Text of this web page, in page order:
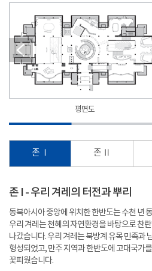
평면도
존 Ⅰ 존 Ⅱ
존 I - 우리 겨레의 터전과 뿌리
동북아시아 중앙에 위치한 한반도는 수천 년
우리 겨레는 천혜의 자연환경을 바탕으로 찬
나갔습니다. 우리 겨레는 북방계 유목 민족과
형성되었고, 만주 지역과 한반도에 고대국가
꽃피웠습니다.